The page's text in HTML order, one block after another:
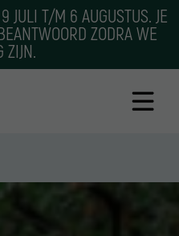
JULI T/M 6 AUGUSTUS. JE
ZODRA WE
ZIJN.